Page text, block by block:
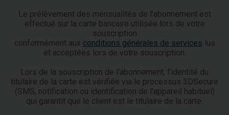
Le prélèvement des mensualités de l'abonnement est
effectué sur la carte bancaire utilisée lors de votre
souscription
conformément aux conditions générales de services lus
et acceptées lors de votre souscription.
Lors de la souscription de l'abonnement, l'identité du
titulaire de la carte est vérifiée via le processus 3DSecure
(SMS, notification ou identification de l'appareil habituel)
qui garantit que le client est le titulaire de la carte.